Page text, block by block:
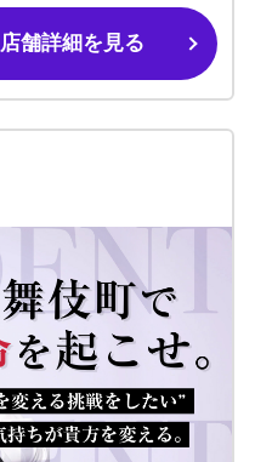
店舗詳細を見る